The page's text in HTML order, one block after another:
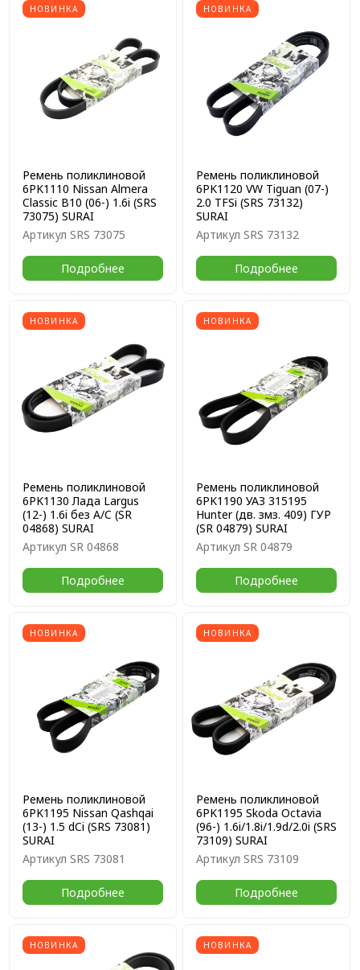
НОВИНКА
Ремень поликлиновой
6PK1110 Nissan Almera
Classic B10 (06-) 1.6i (SRS
73075) SURAI
Артикул SRS 73075
Подробнее
НОВИНКА
Ремень поликлиновой
6PK1120 VW Tiguan (07-)
2.0 TFSi (SRS 73132)
SURAI
Артикул SRS 73132
Подробнее
НОВИНКА
Ремень поликлиновой
6PK1130 Лада Largus
(12-) 1.6i без A/C (SR
04868) SURAI
Артикул SR 04868
Подробнее
НОВИНКА
Ремень поликлиновой
6PK1190 УАЗ 315195
Hunter (дв. змз. 409) ГУР
(SR 04879) SURAI
Артикул SR 04879
Подробнее
НОВИНКА
Ремень поликлиновой
6PK1195 Nissan Qashqai
(13-) 1.5 dCi (SRS 73081)
SURAI
Артикул SRS 73081
Подробнее
НОВИНКА
Ремень поликлиновой
6PK1195 Skoda Octavia
(96-) 1.6i/1.8i/1.9d/2.0i (SRS
73109) SURAI
Артикул SRS 73109
Подробнее
НОВИНКА НОВИНКА